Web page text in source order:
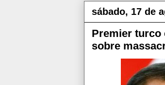
sábado, 17 de
Premier turco
sobre